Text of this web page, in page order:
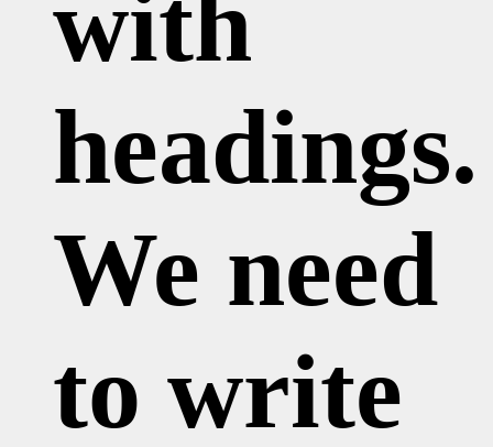
with
headings.
We need
to write